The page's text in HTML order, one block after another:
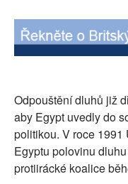
Odpouštění dluhů již
aby Egypt uvedly do
politikou. V roce
Egyptu polovinu
protiirácké koalice